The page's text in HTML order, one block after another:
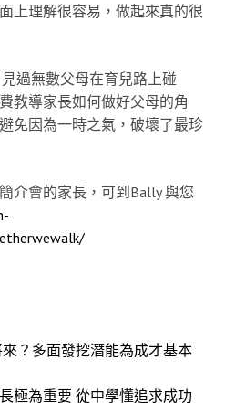
上理解很容易，做起來真的很
過無數父母在育兒路上碰
教導家長如何做好父母的角
免因為一時之氣，破壞了最珍
介會的家長，可到Bally 與您
？多面發挖潛能為成才基本
極為重要 從中學懂追求成功